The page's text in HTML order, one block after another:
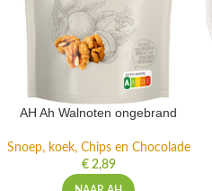
AH Ah Walnoten ongebrand
Snoep, koek, Chips en Chocolade
€2,89